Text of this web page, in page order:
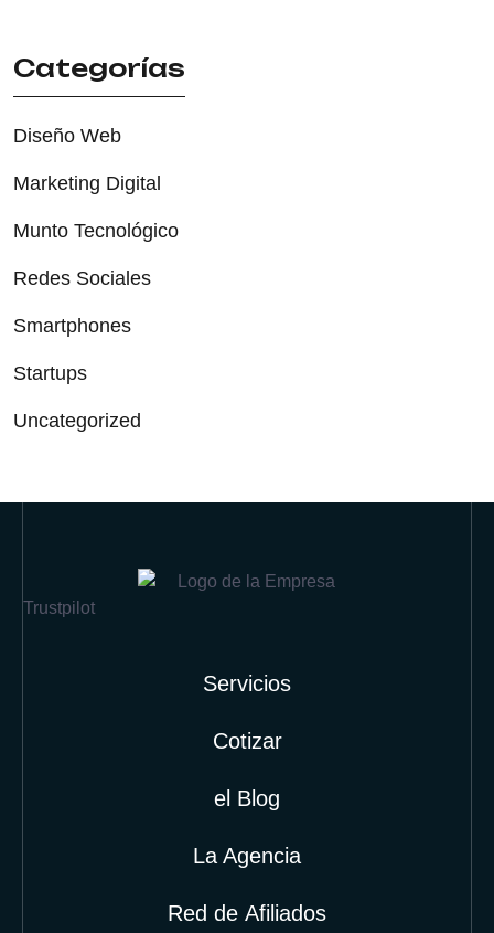
Categorías
Diseño Web
Marketing Digital
Munto Tecnológico
Redes Sociales
Smartphones
Startups
Uncategorized
Trustpilot
Servicios
Cotizar
el Blog
La Agencia
Red de Afiliados